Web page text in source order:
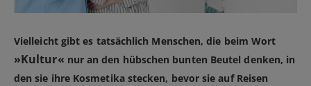
Vielleicht gibt es tatsächlich Menschen, die beim Wort
»Kultur« nur an den hübschen bunten Beutel denken, in
den sie ihre Kosmetika stecken, bevor sie auf Reisen